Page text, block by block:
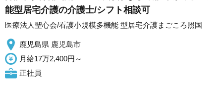
能型居宅介護の介護士/シフト相談可
医療法人聖心会/看護小規模多機能 型居宅介護まごころ照国
鹿児島県 鹿児島市
月給17万2,400円～
正社員